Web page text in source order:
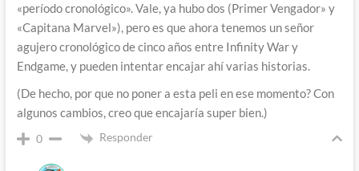
«período cronológico». Vale, ya hubo dos (Primer Vengador» y
«Capitana Marvel»), pero es que ahora tenemos un señor
agujero cronológico de cinco años entre Infinity War y
Endgame, y pueden intentar encajar ahí varias historias.
(De hecho, por que no poner a esta peli en ese momento? Con
algunos cambios, creo que encajaría super bien.)
0 Responder